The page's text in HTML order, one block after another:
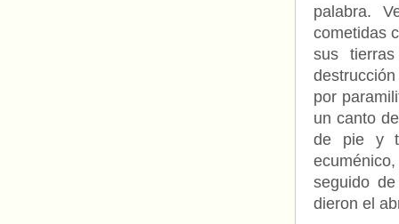
palabra.
cometidas
sus
por
un canto
de pie y
seguido
dieron el